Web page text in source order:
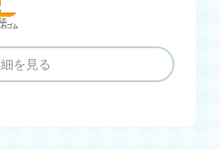
を見る